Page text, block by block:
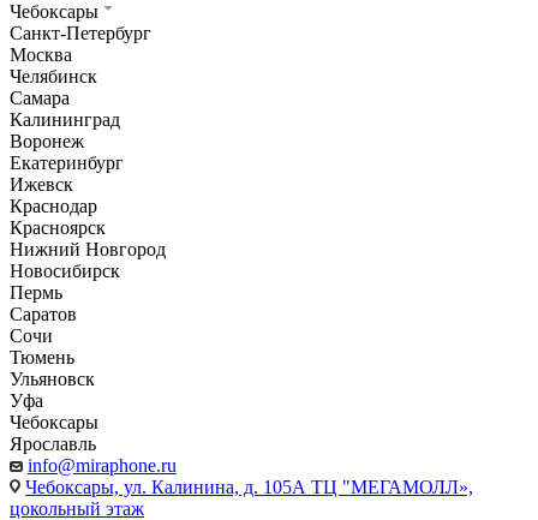
Чебоксары
Санкт-Петербург
Москва
Челябинск
Самара
Калининград
Воронеж
Екатеринбург
Ижевск
Краснодар
Красноярск
Нижний Новгород
Новосибирск
Пермь
Саратов
Сочи
Тюмень
Ульяновск
Уфа
Чебоксары
Ярославль
info@miraphone.ru
Чебоксары, ул. Калинина, д. 105А ТЦ "МЕГАМОЛЛ»,
цокольный этаж